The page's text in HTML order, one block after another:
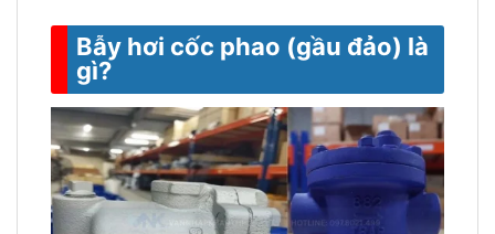
Bẫy hơi cốc phao (gầu đảo) là
gì?